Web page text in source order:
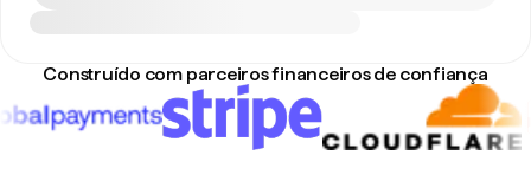
Construído com parceiros financeiros de confiança